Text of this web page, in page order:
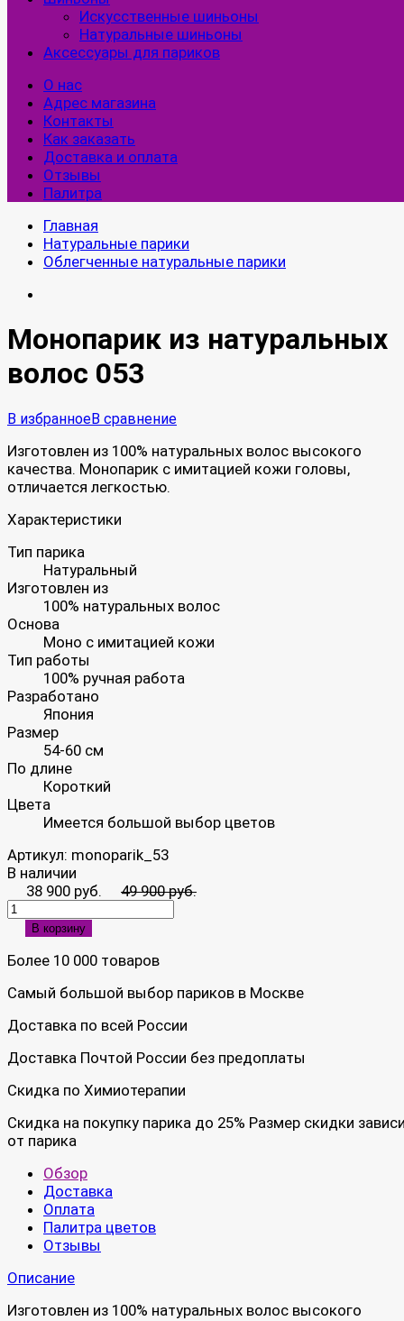
Искусственные шиньоны
Натуральные шиньоны
Аксессуары для париков
О нас
Адрес магазина
Контакты
Как заказать
Доставка и оплата
Отзывы
Палитра
Главная
Натуральные парики
Облегченные натуральные парики
Монопарик из натуральных
волос 053
В избранноеВ сравнение
Изготовлен из 100% натуральных волос высокого
качества. Монопарик с имитацией кожи головы,
отличается легкостью.
Характеристики
Тип парика
Натуральный
Изготовлен из
100% натуральных волос
Основа
Моно с имитацией кожи
Тип работы
100% ручная работа
Разработано
Япония
Размер
54-60 см
По длине
Короткий
Цвета
Имеется большой выбор цветов
Артикул: monoparik_53
В наличии
38 900 руб.
49 900 руб.
В корзину
Более 10 000 товаров
Самый большой выбор париков в Москве
Доставка по всей России
Доставка Почтой России без предоплаты
Скидка по Химиотерапии
Скидка на покупку парика до 25% Размер скидки
от парика
Обзор
Доставка
Оплата
Палитра цветов
Отзывы
Описание
Изготовлен из 100% натуральных волос высокого